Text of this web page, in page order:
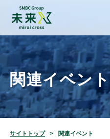
関連イベント
サイトトップ 関連イベント